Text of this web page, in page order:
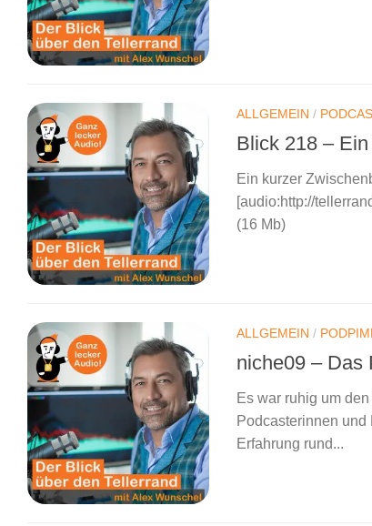
ALLGEMEIN /
Blick 218 –
Ein kurzer
[audio:http://
(16 Mb)
ALLGEMEIN /
niche09 – Das
Es war ruhig um
Podcasterinnen und
Erfahrung rund...